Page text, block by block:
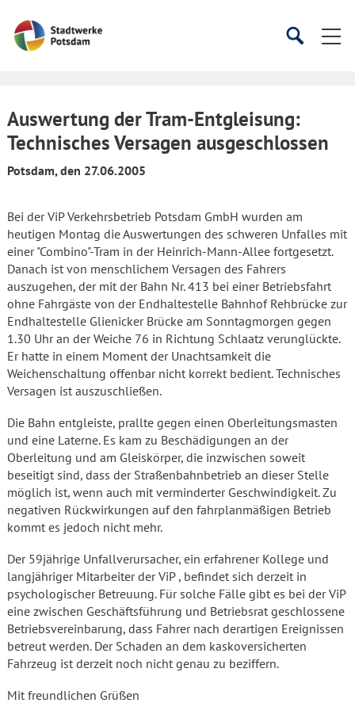
Startseite
SucheSuche
Auswertung der Tram-Entgleisung:
Technisches Versagen ausgeschlossen
Potsdam, den 27.06.2005
Bei der ViP Verkehrsbetrieb Potsdam GmbH wurden am
heutigen Montag die Auswertungen des schweren Unfalles mit
einer "Combino"-Tram in der Heinrich-Mann-Allee fortgesetzt.
Danach ist von menschlichem Versagen des Fahrers
auszugehen, der mit der Bahn Nr. 413 bei einer Betriebsfahrt
ohne Fahrgäste von der Endhaltestelle Bahnhof Rehbrücke zur
Endhaltestelle Glienicker Brücke am Sonntagmorgen gegen
1.30 Uhr an der Weiche 76 in Richtung Schlaatz verunglückte.
Er hatte in einem Moment der Unachtsamkeit die
Weichenschaltung offenbar nicht korrekt bedient. Technisches
Versagen ist auszuschließen.
Die Bahn entgleiste, prallte gegen einen Oberleitungsmasten
und eine Laterne. Es kam zu Beschädigungen an der
Oberleitung und am Gleiskörper, die inzwischen soweit
beseitigt sind, dass der Straßenbahnbetrieb an dieser Stelle
möglich ist, wenn auch mit verminderter Geschwindigkeit. Zu
negativen Rückwirkungen auf den fahrplanmäßigen Betrieb
kommt es jedoch nicht mehr.
Der 59jährige Unfallverursacher, ein erfahrener Kollege und
langjähriger Mitarbeiter der ViP , befindet sich derzeit in
psychologischer Betreuung. Für solche Fälle gibt es bei der ViP
eine zwischen Geschäftsführung und Betriebsrat geschlossene
Betriebsvereinbarung, dass Fahrer nach derartigen Ereignissen
betreut werden. Der Schaden an dem kaskoversicherten
Fahrzeug ist derzeit noch nicht genau zu beziffern.
Mit freundlichen Grüßen